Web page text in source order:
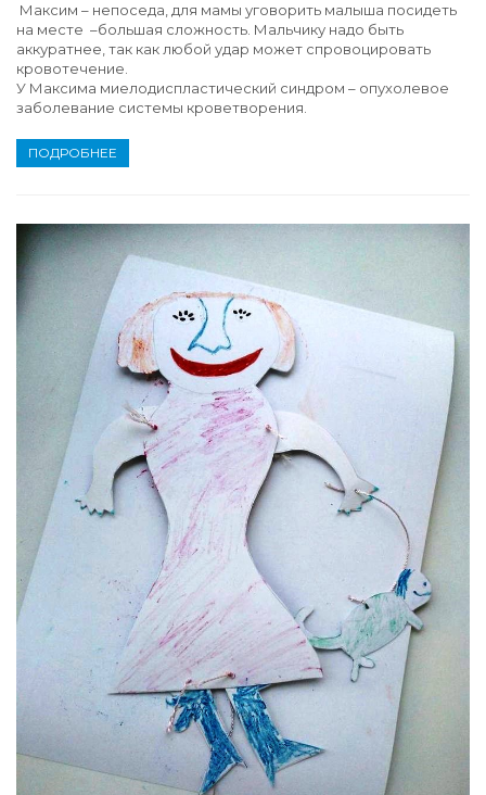
Максим – непоседа, для мамы уговорить малыша посидеть
на месте –большая сложность. Мальчику надо быть
аккуратнее, так как любой удар может спровоцировать
кровотечение.
У Максима миелодиспластический синдром – опухолевое
заболевание системы кроветворения.
ПОДРОБНЕЕ